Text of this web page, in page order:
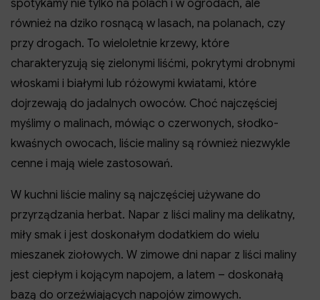
spotykamy nie tylko na polach i w ogrodach, ale
również na dziko rosnącą w lasach, na polanach, czy
przy drogach. To wieloletnie krzewy, które
charakteryzują się zielonymi liśćmi, pokrytymi drobnymi
włoskami i białymi lub różowymi kwiatami, które
dojrzewają do jadalnych owoców. Choć najczęściej
myślimy o malinach, mówiąc o czerwonych, słodko-
kwaśnych owocach, liście maliny są również niezwykle
cenne i mają wiele zastosowań.
W kuchni liście maliny są najczęściej używane do
przyrządzania herbat. Napar z liści maliny ma delikatny,
miły smak i jest doskonałym dodatkiem do wielu
mieszanek ziołowych. W zimowe dni napar z liści maliny
jest ciepłym i kojącym napojem, a latem – doskonałą
bazą do orzeźwiających napojów zimowych.